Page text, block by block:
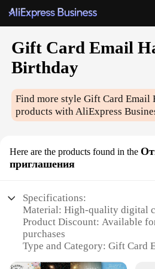
Gift Card Email
Birthday
Find more styleGift Card Email
products with AliExpress
Here are the products found in the
приглашения
Specifications:
Material: High-quality digital
Product Discount: Available
purchases
Type and Category: Gift Card